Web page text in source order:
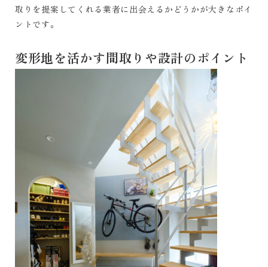
取りを提案してくれる業者に出会えるかどうかが大きなポイ
ントです。
変形地を活かす間取りや設計のポイント